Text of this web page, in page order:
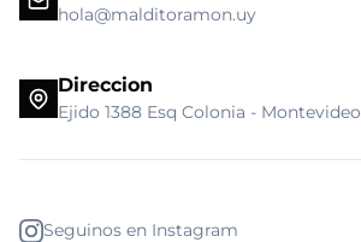
hola@malditoramon.uy
Direccion
Ejido 1388 Esq Colonia - Montevideo
Seguinos en Instagram